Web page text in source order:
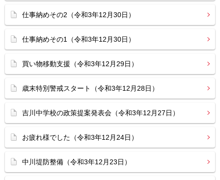
仕事納めその2（令和3年12月30日）
仕事納めその1（令和3年12月30日）
買い物移動支援（令和3年12月29日）
歳末特別警戒スタート（令和3年12月28日）
吉川中学校の政策提案発表会（令和3年12月27日）
お疲れ様でした（令和3年12月24日）
中川堤防整備（令和3年12月23日）